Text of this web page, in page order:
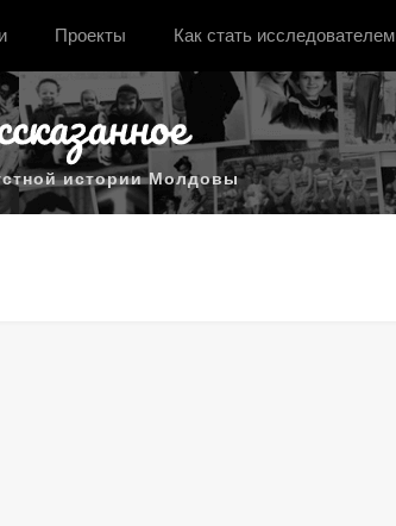
Проекты Как стать исследователем
истории Молдовы